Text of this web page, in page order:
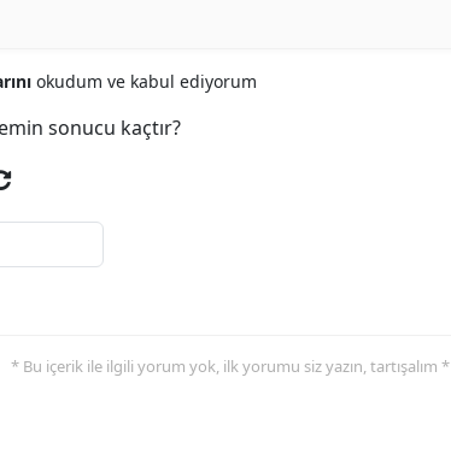
okudum ve kabul ediyorum
sonucu kaçtır?
* Bu içerik ile ilgili yorum yok, ilk yorumu siz yazın, tartışalım *